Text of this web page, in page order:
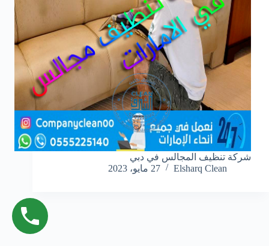
شركة تنظيف المجالس في دبي
Elsharq Clean
27 مايو، 2023